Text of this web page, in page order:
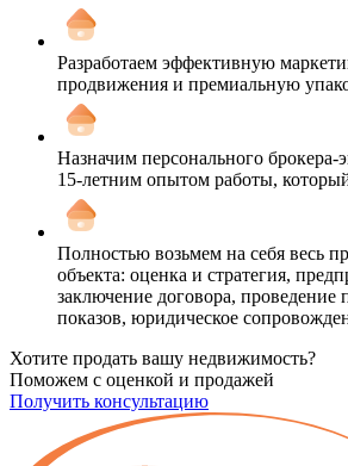
Разработаем эффективную
продвижения и премиальную
Назначим персонального брокера-
15-летним опытом работы,
Полностью возьмем на себя весь
объекта: оценка и стратегия,
заключение договора, проведение
показов, юридическое
Хотите продать вашу недвижимость?
Поможем с оценкой и продажей
Получить консультацию